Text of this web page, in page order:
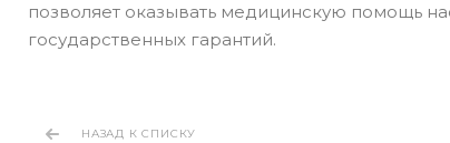
позволяет оказывать медицинскую помощь
государственных гарантий.
НАЗАД К СПИСКУ